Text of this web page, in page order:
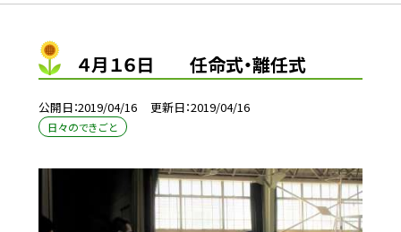
４月１６日 任命式・離任式
公開日 2019/04/16 更新日 2019/04/16
日々のできごと